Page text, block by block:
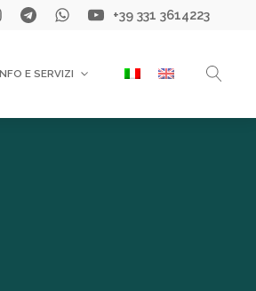
+39 331 3614223
E SERVIZI